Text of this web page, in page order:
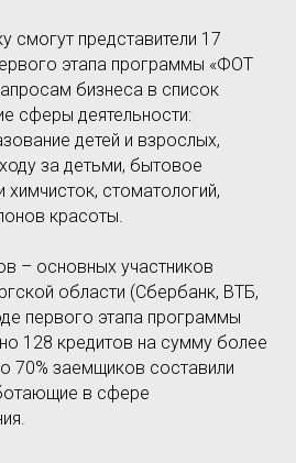
смогут представители 17
этапа программы «ФОТ
бизнеса в список
сферы деятельности:
детей и взрослых,
за детьми, бытовое
химчисток, стоматологий,
красоты.
– основных участников
области (Сбербанк, ВТБ,
первого этапа программы
128 кредитов на сумму более
70% заемщиков составили
в сфере